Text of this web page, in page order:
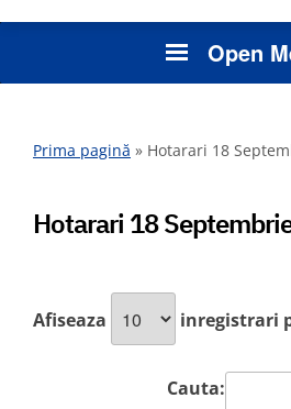
Open
Prima pagină » Hotarari 18
Hotarari 18
Afiseaza inregistrari
Cauta: